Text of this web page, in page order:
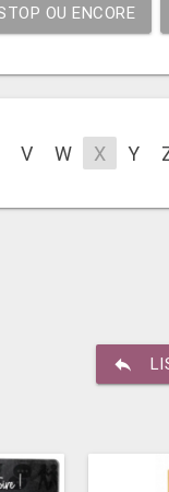
OU ENCORE
V W X Y
reply